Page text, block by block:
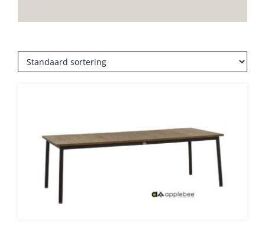
Ligbedden
Buitenkleden
Tuinkussens